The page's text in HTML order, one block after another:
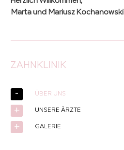
Marta und Mariusz Kochanowski
ZAHNKLINIK
ÜBER UNS
UNSERE ÄRZTE
GALERIE